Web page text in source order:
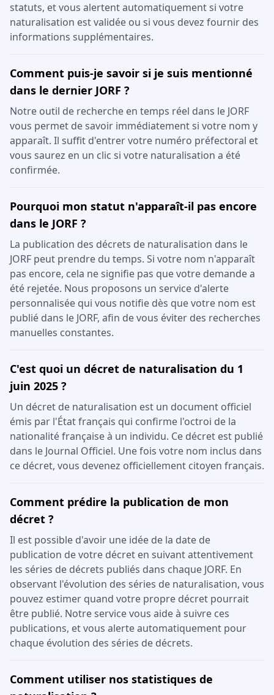
statuts, et vous alertent automatiquement si votre
naturalisation est validée ou si vous devez fournir des
informations supplémentaires.
Comment puis-je savoir si je suis mentionné
dans le dernier JORF ?
Notre outil de recherche en temps réel dans le JORF
vous permet de savoir immédiatement si votre nom y
apparaît. Il suffit d'entrer votre numéro préfectoral et
vous saurez en un clic si votre naturalisation a été
confirmée.
Pourquoi mon statut n'apparaît-il pas encore
dans le JORF ?
La publication des décrets de naturalisation dans le
JORF peut prendre du temps. Si votre nom n'apparaît
pas encore, cela ne signifie pas que votre demande a
été rejetée. Nous proposons un service d'alerte
personnalisée qui vous notifie dès que votre nom est
publié dans le JORF, afin de vous éviter des recherches
manuelles constantes.
C'est quoi un décret de naturalisation du 1
juin 2025 ?
Un décret de naturalisation est un document officiel
émis par l'État français qui confirme l'octroi de la
nationalité française à un individu. Ce décret est publié
dans le Journal Officiel. Une fois votre nom inclus dans
ce décret, vous devenez officiellement citoyen français.
Comment prédire la publication de mon
décret ?
Il est possible d'avoir une idée de la date de
publication de votre décret en suivant attentivement
les séries de décrets publiés dans chaque JORF. En
observant l'évolution des séries de naturalisation, vous
pouvez estimer quand votre propre décret pourrait
être publié. Notre service vous aide à suivre ces
publications, et vous alerte automatiquement pour
chaque évolution des séries de décrets.
Comment utiliser nos statistiques de